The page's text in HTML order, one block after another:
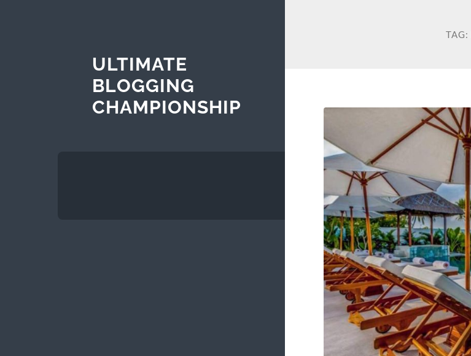
ULTIMATE
BLOGGING
CHAMPIONSHIP
TAG: